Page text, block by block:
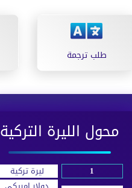
طلب ترجمة
محول الليرة التركية
ليرة تركية